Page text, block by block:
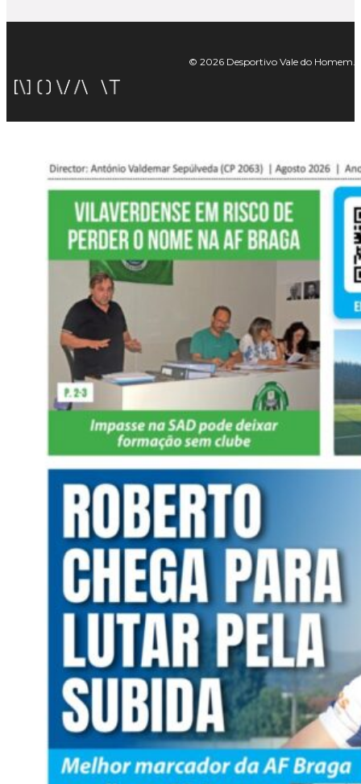
© 2026 Desportivo Vale do Homem.